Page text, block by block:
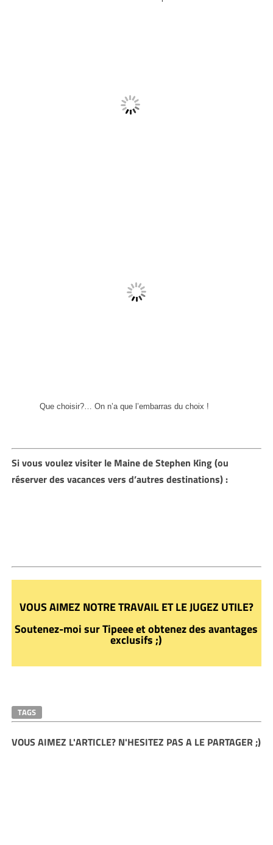
Que choisir?… On n’a que l’embarras du choix !
Si vous voulez visiter le Maine de Stephen King (ou
réserver des vacances vers d’autres destinations) :
VOUS AIMEZ NOTRE TRAVAIL ET LE JUGEZ UTILE?
Soutenez-moi sur Tipeee et obtenez des avantages
exclusifs ;)
TAGS
VOUS AIMEZ L'ARTICLE? N'HESITEZ PAS A LE PARTAGER ;)